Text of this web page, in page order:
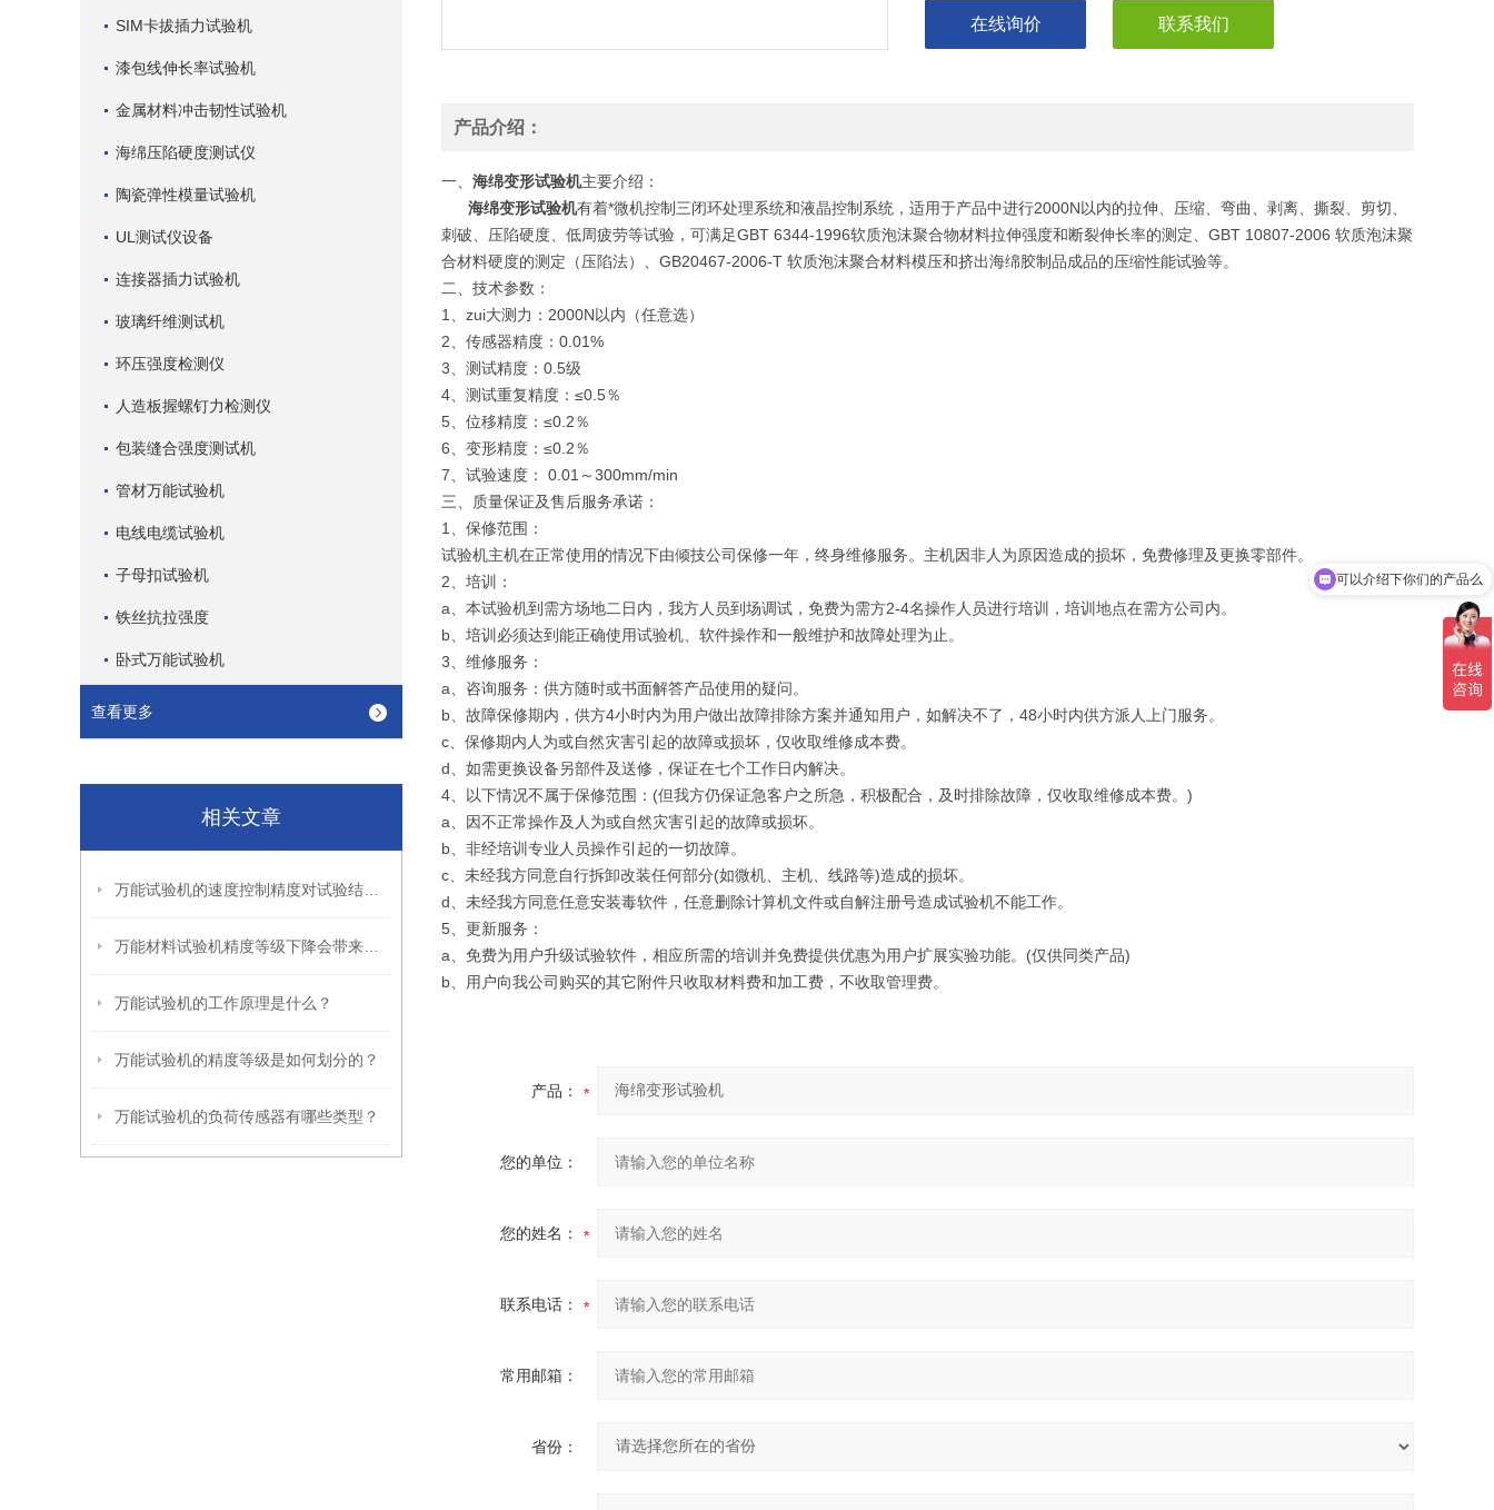
SIM卡拔插力试验机
漆包线伸长率试验机
金属材料冲击韧性试验机
海绵压陷硬度测试仪
陶瓷弹性模量试验机
UL测试仪设备
连接器插力试验机
玻璃纤维测试机
环压强度检测仪
人造板握螺钉力检测仪
包装缝合强度测试机
管材万能试验机
电线电缆试验机
子母扣试验机
铁丝抗拉强度
卧式万能试验机
查看更多
相关文章
万能试验机的工作原理是什么？
万能试验机的精度等级是如何划分的？
万能试验机的负荷传感器有哪些类型？
在线询价 联系我们
产品介绍：
一、 海绵变形试验机主要介绍：
海绵变形试验机有着*微机控制三闭环处理系统和液晶控制系统，适用于产品中进行2000N以内的拉伸、压缩、弯曲、剥离、撕裂、剪切、
刺破、压陷硬度、低周疲劳等试验，可满足GBT 6344-1996软质泡沫聚合物材料拉伸强度和断裂伸长率的测定、GBT 10807-2006 软质泡沫聚
合材料硬度的测定（压陷法）、GB20467-2006-T 软质泡沫聚合材料模压和挤出海绵胶制品成品的压缩性能试验等。
二、技术参数：
1、zui大测力：2000N以内（任意选）
2、传感器精度：0.01%
3、测试精度：0.5级
4、测试重复精度：≤0.5％
5、位移精度：≤0.2％
6、变形精度：≤0.2％
7、试验速度： 0.01～300mm/min
三、质量保证及售后服务承诺：
1、保修范围：
试验机主机在正常使用的情况下由倾技公司保修一年，终身维修服务。主机因非人为原因造成的损坏，免费修理及更换零部件。
2、培训：
a、本试验机到需方场地二日内，我方人员到场调试，免费为需方2-4名操作人员进行培训，培训地点在需方公司内。
b、培训必须达到能正确使用试验机、软件操作和一般维护和故障处理为止。
3、维修服务：
a、咨询服务：供方随时或书面解答产品使用的疑问。
b、故障保修期内，供方4小时内为用户做出故障排除方案并通知用户，如解决不了，48小时内供方派人上门服务。
c、保修期内人为或自然灾害引起的故障或损坏，仅收取维修成本费。
d、如需更换设备另部件及送修，保证在七个工作日内解决。
4、以下情况不属于保修范围：(但我方仍保证急客户之所急，积极配合，及时排除故障，仅收取维修成本费。)
a、因不正常操作及人为或自然灾害引起的故障或损坏。
b、非经培训专业人员操作引起的一切故障。
c、未经我方同意自行拆卸改装任何部分(如微机、主机、线路等)造成的损坏。
d、未经我方同意任意安装毒软件，任意删除计算机文件或自解注册号造成试验机不能工作。
5、更新服务：
a、免费为用户升级试验软件，相应所需的培训并免费提供优惠为用户扩展实验功能。(仅供同类产品)
b、用户向我公司购买的其它附件只收取材料费和加工费，不收取管理费。
产品：
您的单位：
您的姓名：
联系电话：
常用邮箱：
省份：
可以介绍下你们的产品么